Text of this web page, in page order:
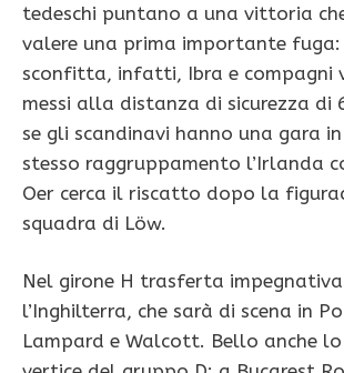
tedeschi puntano a una vittoria
valere una prima importante fuga:
sconfitta, infatti, Ibra e compagni
messi alla distanza di sicurezza di
se gli scandinavi hanno una gara
stesso raggruppamento l’Irlanda
Oer cerca il riscatto dopo la
squadra di Löw.
Nel girone H trasferta
l’Inghilterra, che sarà di scena in
Lampard e Walcott. Bello anche